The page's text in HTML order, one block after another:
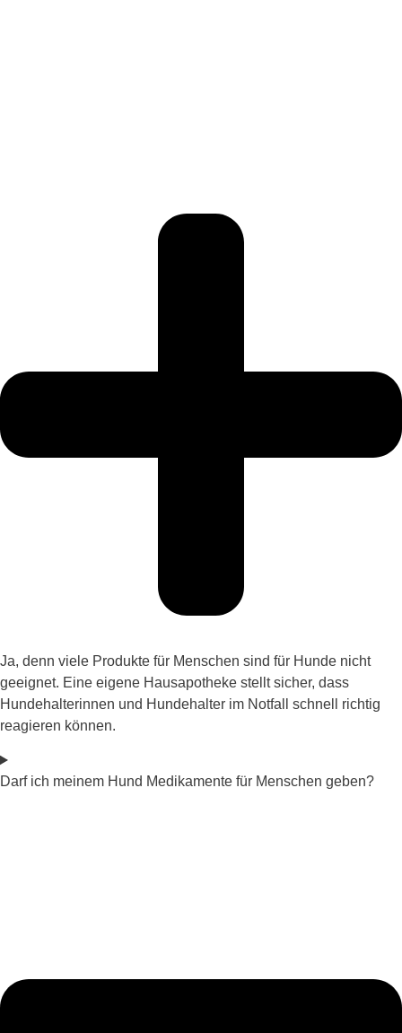
Ja, denn viele Produkte für Menschen sind für Hunde nicht
geeignet. Eine eigene Hausapotheke stellt sicher, dass
Hundehalterinnen und Hundehalter im Notfall schnell richtig
reagieren können.
Darf ich meinem Hund Medikamente für Menschen geben?